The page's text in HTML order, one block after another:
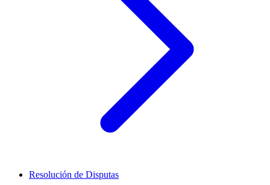
Resolución de Disputas